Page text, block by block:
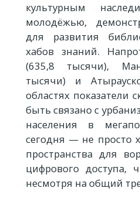
культурным
молодёжью,
для развития
хабов знаний.
(635,8 тысячи),
тысячи) и
областях показатели
быть связано с
населения в
сегодня — не просто
пространства для
цифрового доступа,
несмотря на общий